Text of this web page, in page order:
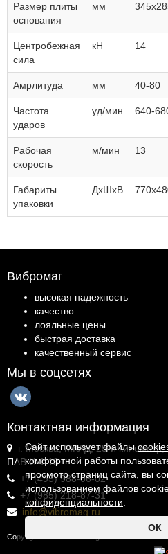
Размер плиты
основания
мм
Центробежная
сила
кН 14
Амрлитуда мм 40-80
Частота
ударов
уд/мин 640-
Рабочая
скорость
м/мин 13
Габариты
упаковки
ДхШхВ
Вибромаг
высокая надежность
качество
лояльные цены
быстрая доставка
качественный сервис
Мы в соцсетях
Контактная информация
г. Москва, МКАД, 25-й
ПАВ.И-1.18
+7 (495) 988-06-02
+7 (985) 218-87-31
info@vibromag.ru
Copyright © 2026 Vibromag.RU
Сайт использует файлы
комфортной работы
просмотр страниц сайта, вы
использованием файлов
конфиденциальности
ОК